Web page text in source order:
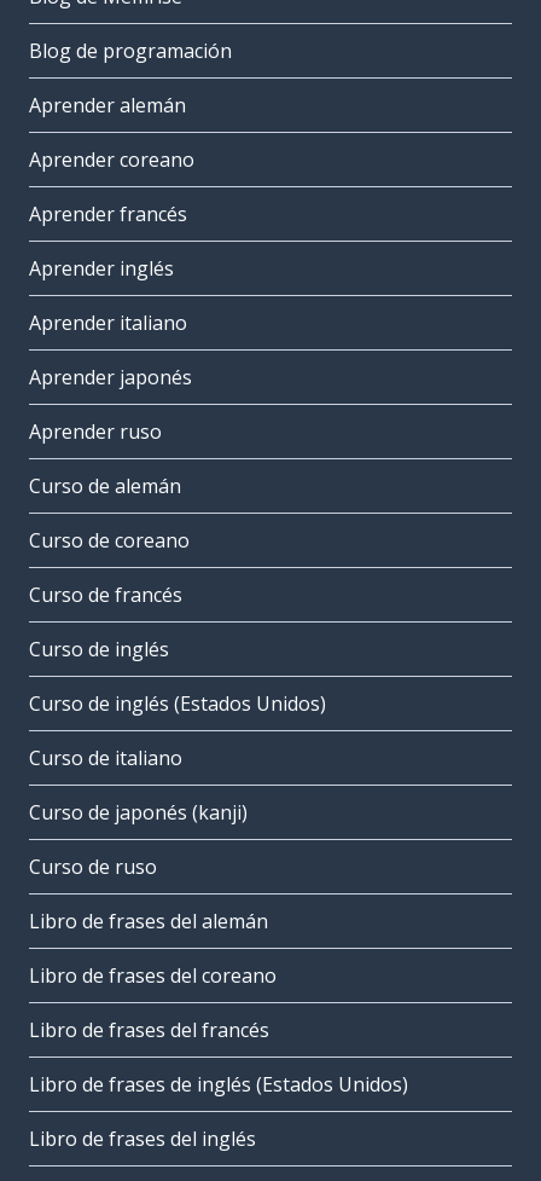
Blog de programación
Aprender alemán
Aprender coreano
Aprender francés
Aprender inglés
Aprender italiano
Aprender japonés
Aprender ruso
Curso de alemán
Curso de coreano
Curso de francés
Curso de inglés
Curso de inglés (Estados Unidos)
Curso de italiano
Curso de japonés (kanji)
Curso de ruso
Libro de frases del alemán
Libro de frases del coreano
Libro de frases del francés
Libro de frases de inglés (Estados Unidos)
Libro de frases del inglés